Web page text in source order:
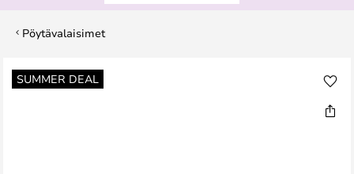
Pöytävalaisimet
SUMMER DEAL
Skip
to